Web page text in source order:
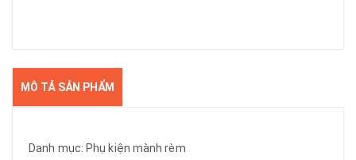
MÔ TẢ SẢN PHẨM
Danh mục: Phụ kiện mành rèm